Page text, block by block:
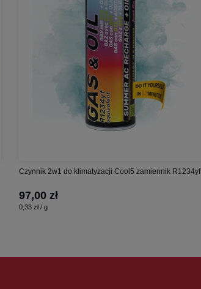
Czynnik 2w1 do klimatyzacji Cool5 zamiennik R1234yf
97,00 zł
0,33 zł / g